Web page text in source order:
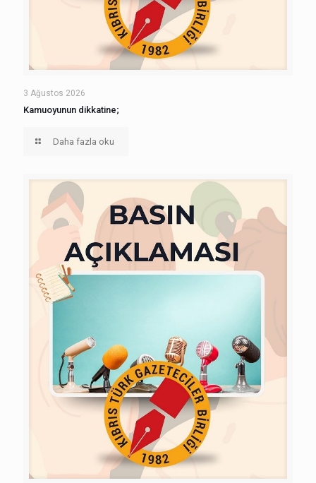
3 Ağustos 2026
Kamuoyunun dikkatine;
Daha fazla oku